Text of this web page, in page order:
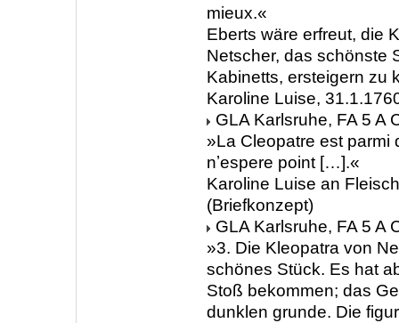
mieux.«
Eberts wäre erfreut, die
Netscher, das schönste
Kabinetts, ersteigern zu
Karoline Luise,
GLA Karlsruhe, FA 5 A
»La Cleopatre est parmi
nʼespere point […].«
Karoline Luise an
(Briefkonzept)
GLA Karlsruhe, FA 5 A
»3. Die Kleopatra von
schönes Stück. Es hat
Stoß bekommen; das
dunklen grunde. Die